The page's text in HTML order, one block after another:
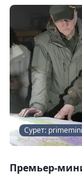
Сурет:
Премьер-